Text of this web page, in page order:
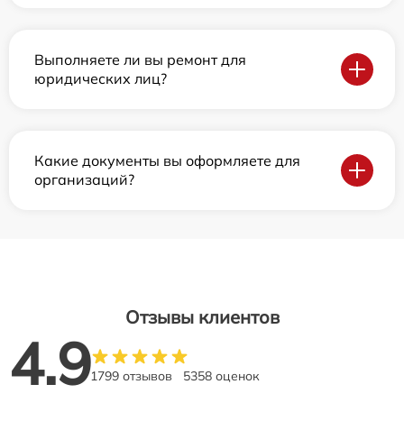
Выполняете ли вы ремонт для
юридических лиц?
Какие документы вы оформляете для
организаций?
Отзывы клиентов
4.91799 отзывов 5358 оценок